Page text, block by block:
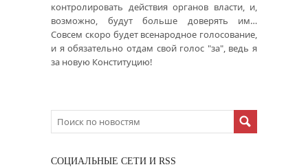
контролировать действия органов власти, и,
возможно, будут больше доверять им…
Совсем скоро будет всенародное голосование,
и я обязательно отдам свой голос "за", ведь я
за новую Конституцию!
CОЦИАЛЬНЫЕ СЕТИ И RSS